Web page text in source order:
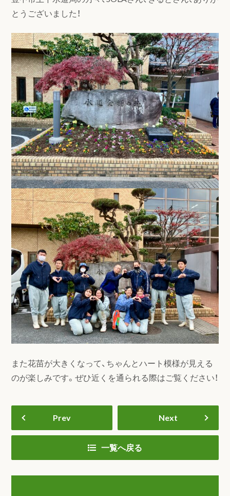
とうございました！
また花苗が大きくなって、ちゃんとハート模様が見える
のが楽しみです。ぜひ近くを通られる際はご覧ください！
Prev Next
一覧へ戻る